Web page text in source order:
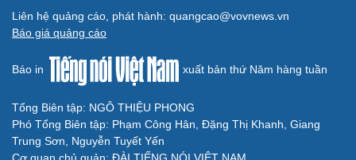
Liên hệ quảng cáo, phát hành: quangcao@vovnews.vn
Báo giá quảng cáo
Báo in xuất bản thứ Năm hàng tuần
Tổng Biên tập: NGÔ THIỆU PHONG
Phó Tổng Biên tập: Phạm Công Hân, Đặng Thị Khanh, Giang
Trung Sơn, Nguyễn Tuyết Yến
Cơ quan chủ quản: ĐÀI TIẾNG NÓI VIỆT NAM